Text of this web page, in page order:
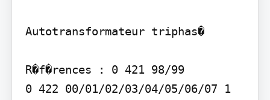
Autotransformateur triphas�
R�f�rences : 0 421 98/99
0 422 00/01/02/03/04/05/06/07 1